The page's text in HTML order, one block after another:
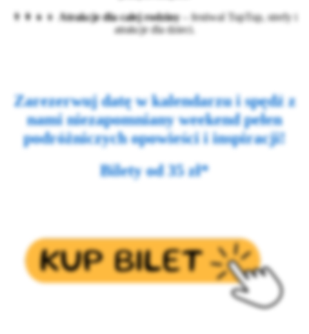
👨‍👩‍👧‍👦 Atrakcje dla całej rodziny– festiwal TupTup, strefy i
atrakcje dla dzieci.
Zarezerwuj datę w kalendarzu i spędź z
nami niezapomniany weekend pełen
podróżniczych opowieści i inspiracji!
Bilety od 35 zł*